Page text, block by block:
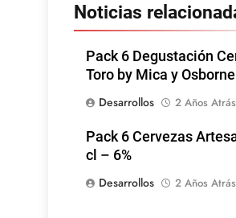
Noticias
Pack 6 Degustación
Toro by Mica y
Desarrollos
2 Años Atrás
Pack 6 Cervezas
cl – 6%
Desarrollos
2 Años Atrás